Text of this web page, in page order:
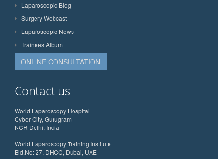
Laparoscopic Blog
Surgery Webcast
Laparoscopic News
Trainees Album
ONLINE CONSULTATION
Contact us
World Laparoscopy Hospital
Cyber City, Gurugram
NCR Delhi, India
World Laparoscopy Training Institute
Bld.No: 27, DHCC, Dubai, UAE